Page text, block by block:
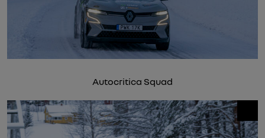
Autocritica Squad